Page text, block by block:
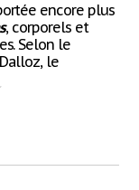
encore plus
, corporels et
Selon le
le